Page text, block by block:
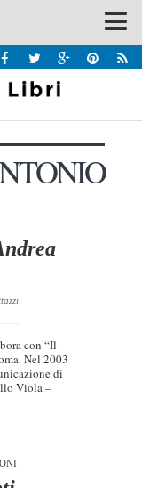
con “Il
Nel 2003
di
Viola –